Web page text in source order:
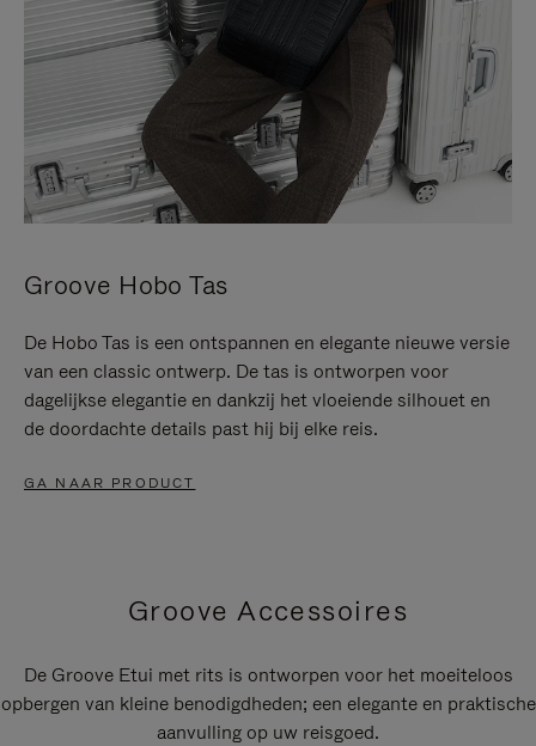
Groove Hobo Tas
De Hobo Tas is een ontspannen en elegante nieuwe versie
van een classic ontwerp. De tas is ontworpen voor
dagelijkse elegantie en dankzij het vloeiende silhouet en
de doordachte details past hij bij elke reis.
GA NAAR PRODUCT
Groove Accessoires
De Groove Etui met rits is ontworpen voor het moeiteloos
opbergen van kleine benodigdheden; een elegante en praktische
aanvulling op uw reisgoed.